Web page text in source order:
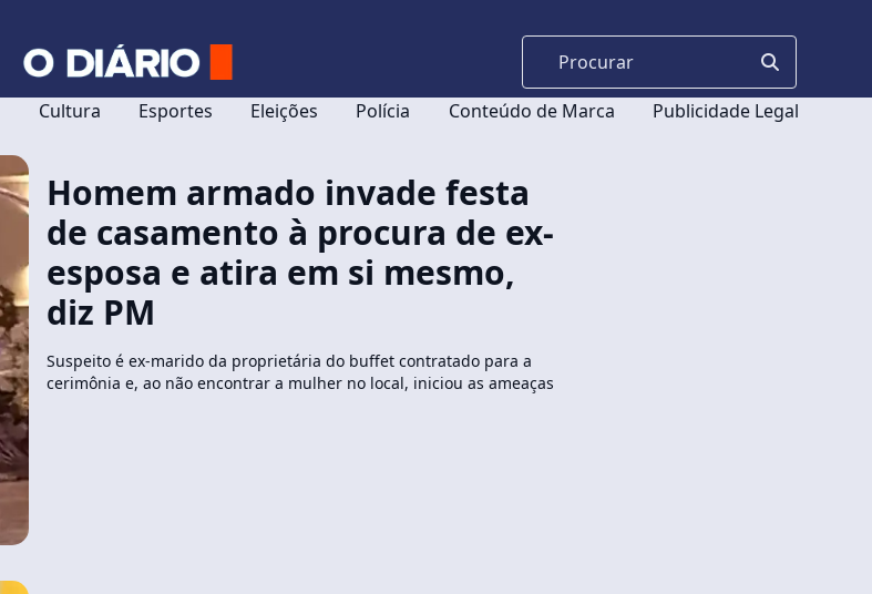
Cultura Esportes Eleições Polícia Conteúdo de Marca Publicidade Legal
Homem armado invade festa
de casamento à procura de ex-
esposa e atira em si mesmo,
diz PM
Suspeito é ex-marido da proprietária do buffet contratado para a
cerimônia e, ao não encontrar a mulher no local, iniciou as ameaças